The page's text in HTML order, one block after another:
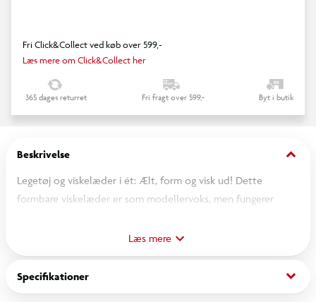
Fri Click&Collect ved køb over 599,-
Læs mere om Click&Collect her
365 dages returret Fri fragt over 599,- Byt i butik
Beskrivelse keyboard_arrow_down
Legetøj og viskelæder i ét: Ælt, form og visk ud! Dette
formbare viskelæder er som modellervoks, men fungerer
glitter: blå, grøn, gul, rosé, lyserød samt abrikosfarvet og er
pakket i en genlukkelig, gennemsigtig æske med fint
TOPModel motiv.
Læs mere
Specifikationer keyboard_arrow_down